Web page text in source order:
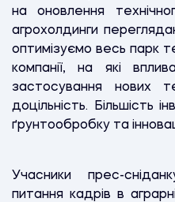
на оновлення
агрохолдинги
оптимізуємо весь парк
компанії, на які
застосування нових
доцільність. Більшість
ґрунтообробку та
Учасники прес-
питання кадрів в